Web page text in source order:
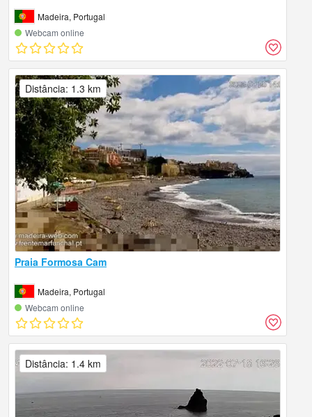
Madeira, Portugal
Webcam online
Praia Formosa Cam
Madeira, Portugal
Webcam online
Distância: 1.3 km
Distância: 1.4 km